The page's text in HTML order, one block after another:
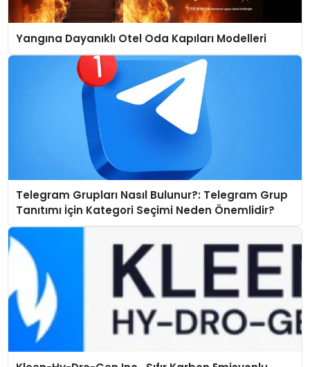
Yangına Dayanıklı Otel Oda Kapıları Modelleri
Telegram Grupları Nasıl Bulunur?: Telegram Grup
Tanıtımı İçin Kategori Seçimi Neden Önemlidir?